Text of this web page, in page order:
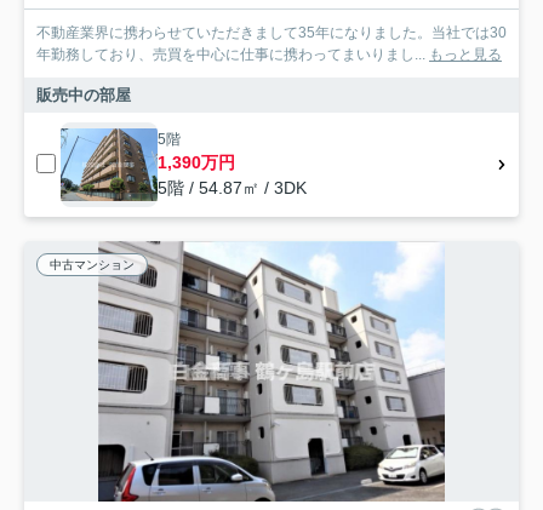
不動産業界に携わらせていただきまして35年になりました。当社では30
年勤務しており、売買を中心に仕事に携わってまいりまし... もっと見る
販売中の部屋
5階
1,390万円
5階 / 54.87㎡ / 3DK
中古マンション